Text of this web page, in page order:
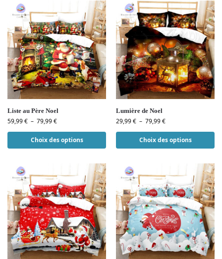
Liste au Père Noel
59,99€ – 79,99€
Choix des options
Lumière de Noel
29,99€ – 79,99€
Choix des options